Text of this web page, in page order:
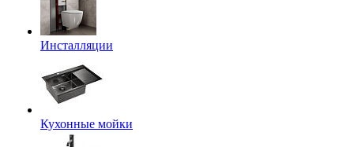
Инсталляции
Кухонные мойки